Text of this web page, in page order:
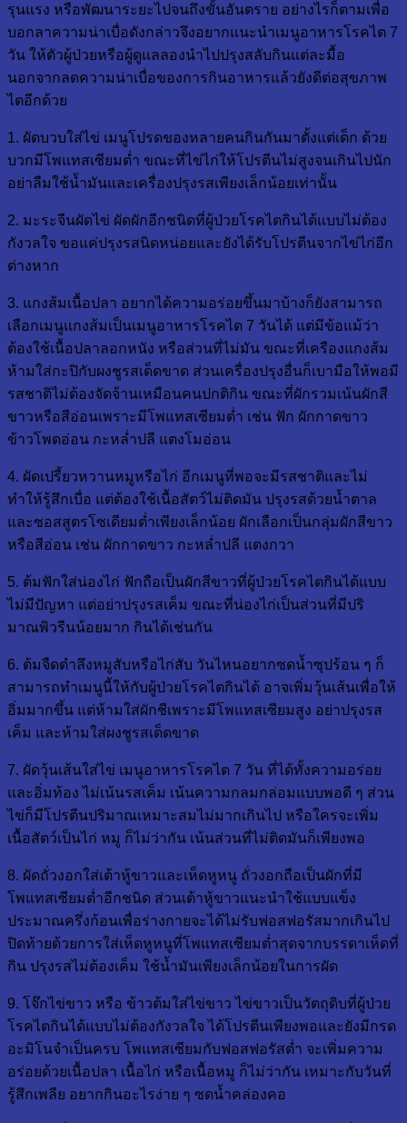
รุนแรง หรือพัฒนาระยะไปจนถึงขั้นอันตราย อย่างไรก็ตามเพื่อ
บอกลาความน่าเบื่อดังกล่าวจึงอยากแนะนำเมนูอาหารโรคไต 7
วัน ให้ตัวผู้ป่วยหรือผู้ดูแลลองนำไปปรุงสลับกินแต่ละมื้อ
นอกจากลดความน่าเบื่อของการกินอาหารแล้วยังดีต่อสุขภาพ
ไตอีกด้วย
1. ผัดบวบใส่ไข่ เมนูโปรดของหลายคนกินกันมาตั้งแต่เด็ก ด้วย
บวกมีโพแทสเซียมต่ำ ขณะที่ไข่ไก่ให้โปรตีนไม่สูงจนเกินไปนัก
อย่าลืมใช้น้ำมันและเครื่องปรุงรสเพียงเล็กน้อยเท่านั้น
2. มะระจีนผัดไข่ ผัดผักอีกชนิดที่ผู้ป่วยโรคไตกินได้แบบไม่ต้อง
กังวลใจ ขอแค่ปรุงรสนิดหน่อยและยังได้รับโปรตีนจากไข่ไก่อีก
ต่างหาก
3. แกงส้มเนื้อปลา อยากได้ความอร่อยขึ้นมาบ้างก็ยังสามารถ
เลือกเมนูแกงส้มเป็นเมนูอาหารโรคไต 7 วันได้ แต่มีข้อแม้ว่า
ต้องใช้เนื้อปลาลอกหนัง หรือส่วนที่ไม่มัน ขณะที่เครืองแกงส้ม
ห้ามใส่กะปิกับผงชูรสเด็ดขาด ส่วนเครื่องปรุงอื่นก็เบามือให้พอมี
รสชาติไม่ต้องจัดจ้านเหมือนคนปกติกิน ขณะที่ผักรวมเน้นผักสี
ขาวหรือสีอ่อนเพราะมีโพแทสเซียมต่ำ เช่น ฟัก ผักกาดขาว
ข้าวโพดอ่อน กะหล่ำปลี แตงโมอ่อน
4. ผัดเปรี้ยวหวานหมูหรือไก่ อีกเมนูที่พอจะมีรสชาติและไม่
ทำให้รู้สึกเบื่อ แต่ต้องใช้เนื้อสัตว์ไม่ติดมัน ปรุงรสด้วยน้ำตาล
และซอสสูตรโซเดียมต่ำเพียงเล็กน้อย ผักเลือกเป็นกลุ่มผักสีขาว
หรือสีอ่อน เช่น ผักกาดขาว กะหล่ำปลี แตงกวา
5. ต้มฟักใส่น่องไก่ ฟักถือเป็นผักสีขาวที่ผู้ป่วยโรคไตกินได้แบบ
ไม่มีปัญหา แต่อย่าปรุงรสเค็ม ขณะที่น่องไก่เป็นส่วนที่มีปริ
มาณพิวรีนน้อยมาก กินได้เช่นกัน
6. ต้มจืดตำลึงหมูสับหรือไก่สับ วันไหนอยากซดน้ำซุปร้อน ๆ ก็
สามารถทำเมนูนี้ให้กับผู้ป่วยโรคไตกินได้ อาจเพิ่มวุ้นเส้นเพื่อให้
อิ่มมากขึ้น แต่ห้ามใส่ผักชีเพราะมีโพแทสเซียมสูง อย่าปรุงรส
เค็ม และห้ามใส่ผงชูรสเด็ดขาด
7. ผัดวุ้นเส้นใส่ไข่ เมนูอาหารโรคไต 7 วัน ที่ได้ทั้งความอร่อย
และอิ่มท้อง ไม่เน้นรสเค็ม เน้นความกลมกล่อมแบบพอดี ๆ ส่วน
ไข่ก็มีโปรตีนปริมาณเหมาะสมไม่มากเกินไป หรือใครจะเพิ่ม
เนื้อสัตว์เป็นไก่ หมู ก็ไม่ว่ากัน เน้นส่วนที่ไม่ติดมันก็เพียงพอ
8. ผัดถั่วงอกใส่เต้าหู้ขาวและเห็ดหูหนู ถั่วงอกถือเป็นผักที่มี
โพแทสเซียมต่ำอีกชนิด ส่วนเต้าหู้ขาวแนะนำใช้แบบแข็ง
ประมาณครึ่งก้อนเพื่อร่างกายจะได้ไม่รับฟอสฟอรัสมากเกินไป
ปิดท้ายด้วยการใส่เห็ดหูหนูที่โพแทสเซียมต่ำสุดจากบรรดาเห็ดที่
กิน ปรุงรสไม่ต้องเค็ม ใช้น้ำมันเพียงเล็กน้อยในการผัด
9. โจ๊กไข่ขาว หรือ ข้าวต้มใส่ไข่ขาว ไข่ขาวเป็นวัตถุดิบที่ผู้ป่วย
โรคไตกินได้แบบไม่ต้องกังวลใจ ได้โปรตีนเพียงพอและยังมีกรด
อะมิโนจำเป็นครบ โพแทสเซียมกับฟอสฟอรัสต่ำ จะเพิ่มความ
อร่อยด้วยเนื้อปลา เนื้อไก่ หรือเนื้อหมู ก็ไม่ว่ากัน เหมาะกับวันที่
รู้สึกเพลีย อยากกินอะไรง่าย ๆ ซดน้ำคล่องคอ